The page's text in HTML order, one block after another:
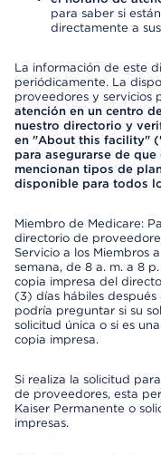
para saber si están
directamente a
La información de este
periódicamente. La
proveedores y servicios
atención en un centro
nuestro directorio y
en "About this facility"
para asegurarse de
mencionan tipos de
disponible para todos
Miembro de Medicare:
directorio de
Servicio a los Miembros
semana, de 8 a. m. a 8
copia impresa del
(3) días hábiles después
podría preguntar si su
solicitud única o si es
copia impresa.
Si realiza la solicitud
de proveedores, esta
Kaiser Permanente o
impresas.